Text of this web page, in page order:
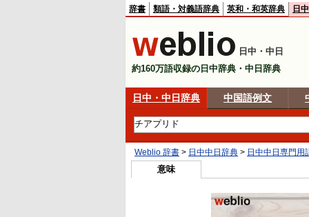
辞書 類語・対義語辞典 英和・和英辞典 日
日中・中日
約160万語収録の日中辞典・中日辞典
日中・中日辞典 中国語例文
Weblio 辞書 > 日中中日辞典 > 日中中日専門用
意味